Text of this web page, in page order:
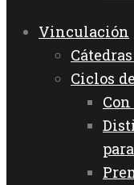
Vinculación
Ciclos